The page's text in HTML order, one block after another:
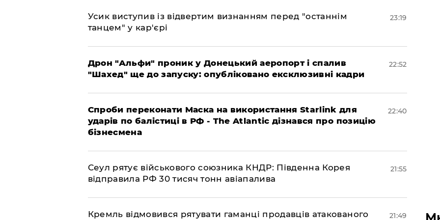
​Усик виступив із відвертим визнанням перед "останнім
танцем" у кар'єрі
23:19
​Дрон "Альфи" проник у Донецький аеропорт і спалив
"Шахед" ще до запуску: опубліковано ексклюзивні кадри
22:52
​Спроби переконати Маска на використання Starlink для
ударів по балістиці в РФ - The Atlantic дізнався про позицію
бізнесмена
22:40
​Сеул рятує військового союзника КНДР: Південна Корея
відправила РФ 30 тисяч тонн авіапалива
21:55
​Кремль відмовився рятувати гаманці продавців атакованого 21:49